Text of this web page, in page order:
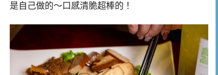
是自己做的～口感清脆超棒的！